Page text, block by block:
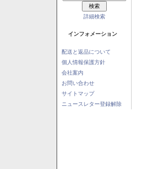
詳細検索
インフォメーション
配送と返品について
個人情報保護方針
会社案内
お問い合わせ
サイトマップ
ニュースレター登録解除